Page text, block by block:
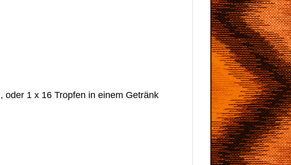
oder 1 x 16 Tropfen in einem Getränk